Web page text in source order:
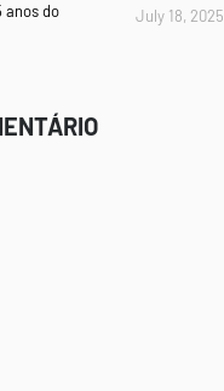
anos do
July 18, 2025